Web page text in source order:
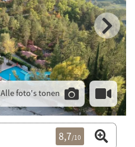
Alle foto's tonen
8,7/10